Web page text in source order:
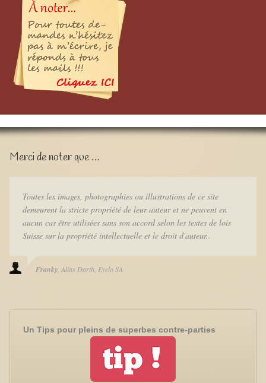
Merci de noter que …
Toutes les images, photographies ou illustrations de ce site
demeurent la stricte propriété de leur auteur et ne peuvent en
aucun cas être utilisées sans son accord selon les textes de lois
Suisse sur la propriété intellectuelle et le droit d'auteur..
Franky Alias Darth Eyelo SA
Un Tips pour pleins de superbes contre-parties